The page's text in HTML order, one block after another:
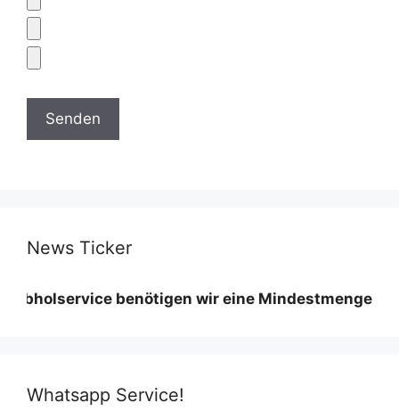
News Ticker
benötigen wir eine Mindestmenge diese
Whatsapp Service!